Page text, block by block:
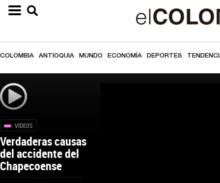
COLOMBIA ANTIOQUIA MUNDO ECONOMÍA DEPORTES
VIDEOS
Verdaderas causas
del accidente del
Chapecoense